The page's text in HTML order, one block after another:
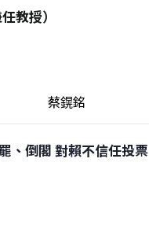
教授）
蔡鎤銘
、倒閣 對賴不信任投票